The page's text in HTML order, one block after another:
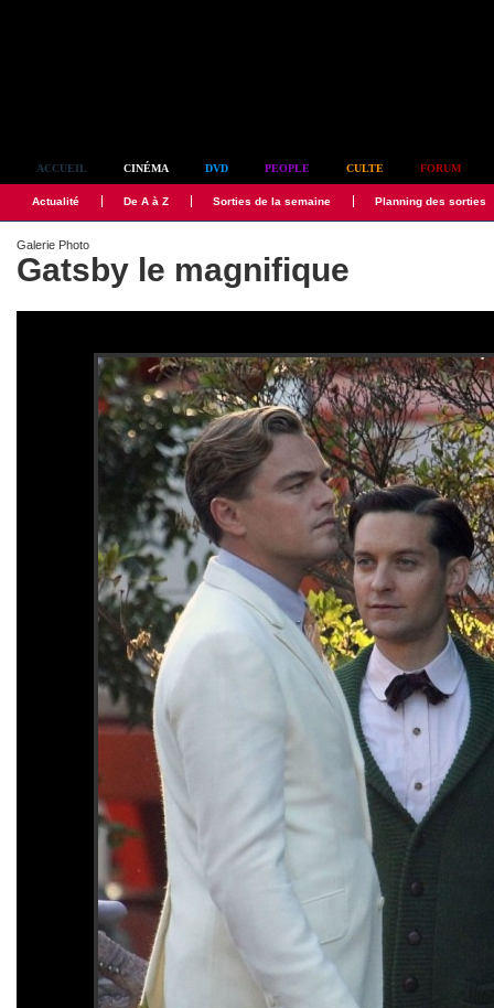
ACCUEIL CINÉMA DVD PEOPLE CULTE FORUM
Actualité De A à Z Sorties de la semaine Planning des sorties
Galerie Photo
Gatsby le magnifique